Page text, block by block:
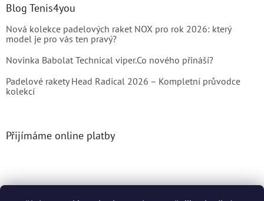
Blog Tenis4you
Nová kolekce padelových raket NOX pro rok 2026: který
model je pro vás ten pravý?
Novinka Babolat Technical viper.Co nového přináší?
Padelové rakety Head Radical 2026 – Kompletní průvodce
kolekcí
Přijímáme online platby